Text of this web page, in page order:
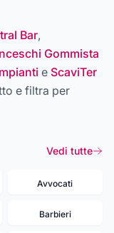
Bar,
Gommista
e ScaviTer
e filtra per
Vedi tutte
Avvocati
Barbieri